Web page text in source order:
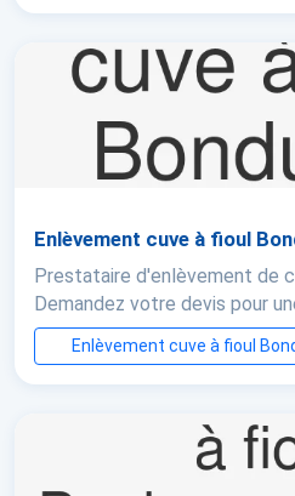
Enlèvement cuve à fioul
Prestataire d'enlèvement de
Demandez votre devis pour
Enlèvement cuve à fioul